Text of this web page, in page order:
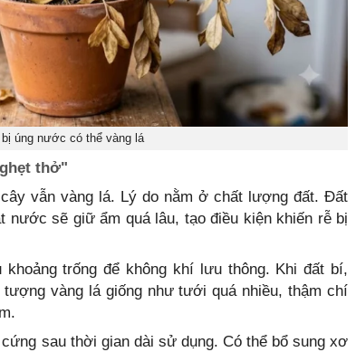
úng nước có thể vàng lá
thở"
vẫn vàng lá. Lý do nằm ở chất lượng đất. Đất
nước sẽ giữ ẩm quá lâu, tạo điều kiện khiến rễ bị
trống để không khí lưu thông. Khi đất bí,
vàng lá giống như tưới quá nhiều, thậm chí
sau thời gian dài sử dụng. Có thể bổ sung xơ